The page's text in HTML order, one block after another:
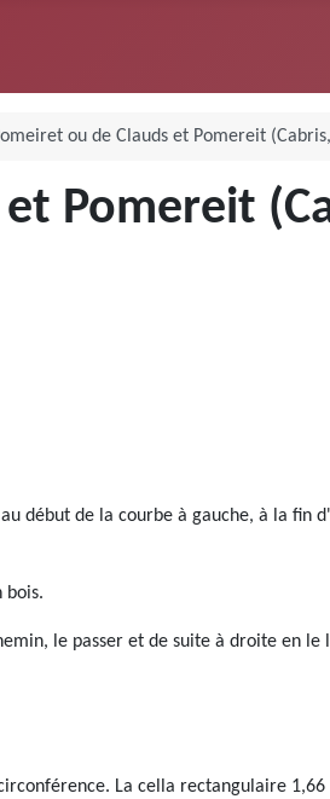
ou de Clauds et Pomereit
Pomereit
début de la courbe à gauche, à la
bois.
le passer et de suite à droite en le
La cella rectangulaire